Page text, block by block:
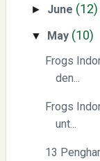
Yaqut Cholil
Mengenal
► June (12)
▼ May (10)
Frogs
den...
Frogs
unt...
13